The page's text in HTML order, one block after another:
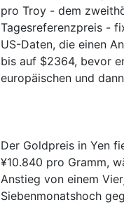
pro Troy - dem
Tagesreferenzpreis -
US-Daten, die einen
bis auf $2364, bevor
europäischen und
Der Goldpreis in Yen
¥10.840 pro Gramm,
Anstieg von einem
Siebenmonatshoch